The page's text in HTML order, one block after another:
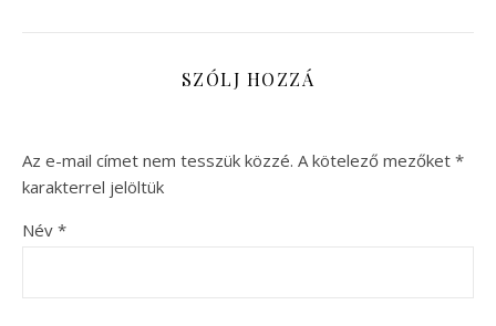
SZÓLJ HOZZÁ
Az e-mail címet nem tesszük közzé. A kötelező mezőket *
karakterrel jelöltük
Név *